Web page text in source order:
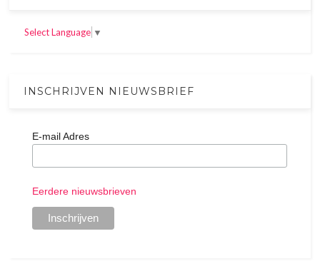
Select Language ▼
INSCHRIJVEN NIEUWSBRIEF
E-mail Adres
Eerdere nieuwsbrieven